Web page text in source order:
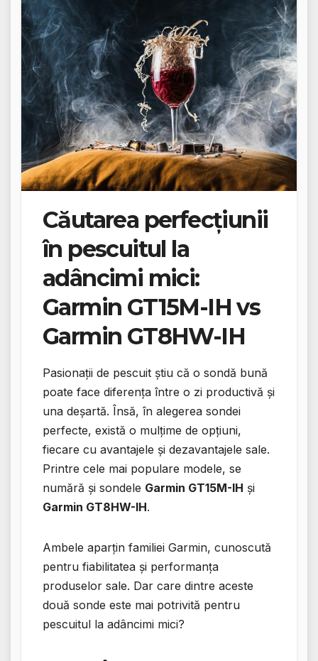
Căutarea perfecțiunii
în pescuitul la
adâncimi mici:
Garmin GT15M-IH vs
Garmin GT8HW-IH
Pasionații de pescuit știu că o sondă bună
poate face diferența între o zi productivă și
una deșartă. Însă, în alegerea sondei
perfecte, există o mulțime de opțiuni,
fiecare cu avantajele și dezavantajele sale.
Printre cele mai populare modele, se
numără și sondele Garmin GT15M-IH și
Garmin GT8HW-IH.
Ambele aparțin familiei Garmin, cunoscută
pentru fiabilitatea și performanța
produselor sale. Dar care dintre aceste
două sonde este mai potrivită pentru
pescuitul la adâncimi mici?